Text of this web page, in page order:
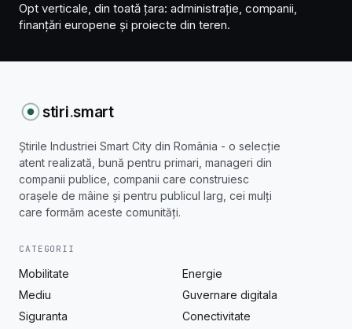
Opt verticale, din toată țara: administrație, companii,
finanțări europene și proiecte din teren.
stiri.smart
Știrile Industriei Smart City din România - o selecție
atent realizată, bună pentru primari, manageri din
companii publice, companii care construiesc
orașele de mâine și pentru publicul larg, cei mulți
care formăm aceste comunități.
CATEGORII
Mobilitate
Energie
Mediu
Guvernare digitala
Siguranta
Conectivitate